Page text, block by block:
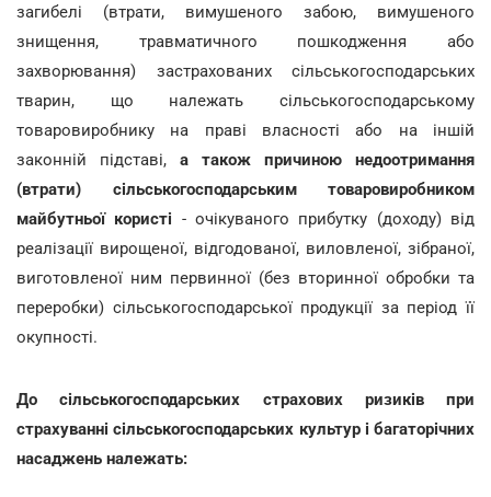
загибелі (втрати, вимушеного забою, вимушеного
знищення, травматичного пошкодження або
захворювання) застрахованих сільськогосподарських
тварин, що належать сільськогосподарському
товаровиробнику на праві власності або на іншій
законній підставі, а також причиною недоотримання
(втрати) сільськогосподарським товаровиробником
майбутньої користі - очікуваного прибутку (доходу) від
реалізації вирощеної, відгодованої, виловленої, зібраної,
виготовленої ним первинної (без вторинної обробки та
переробки) сільськогосподарської продукції за період її
окупності.
До сільськогосподарських страхових ризиків при
страхуванні сільськогосподарських культур і багаторічних
насаджень належать: